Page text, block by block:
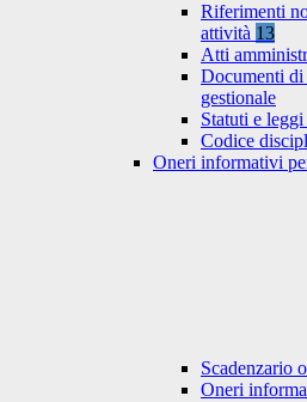
Riferimenti
attività 13
Atti
Documenti di
gestionale
Statuti e
Codice
Oneri informativi
Scadenzario
Oneri